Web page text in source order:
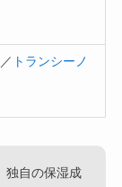
／ トランシーノ
独自の保湿成